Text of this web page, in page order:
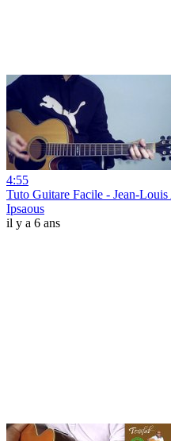
4:55
Tuto Guitare Facile - Jean-
Ipsaous
il y a 6 ans